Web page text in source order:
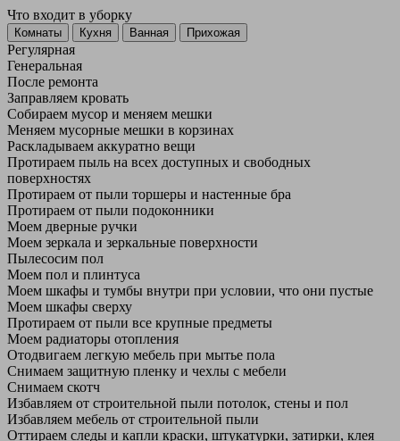
Что входит в уборку
Регу­лярная
Гене­ральная
После ремонта
Заправляем кровать
Собираем мусор и меняем мешки
Меняем мусорные мешки в корзинах
Раскладываем аккуратно вещи
Протираем пыль на всех доступных и свободных
поверхностях
Протираем от пыли торшеры и настенные бра
Протираем от пыли подоконники
Моем дверные ручки
Моем зеркала и зеркальные поверхности
Пылесосим пол
Моем пол и плинтуса
Моем шкафы и тумбы внутри при условии, что они пустые
Моем шкафы сверху
Протираем от пыли все крупные предметы
Моем радиаторы отопления
Отодвигаем легкую мебель при мытье пола
Снимаем защитную пленку и чехлы с мебели
Снимаем скотч
Избавляем от строительной пыли потолок, стены и пол
Избавляем мебель от строительной пыли
Оттираем следы и капли краски, штукатурки, затирки, клея